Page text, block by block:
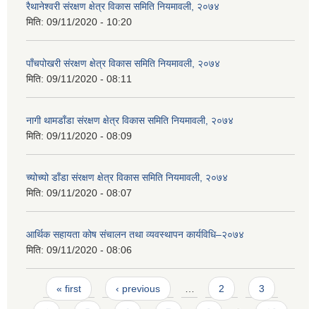
रैथानेश्वरी संरक्षण क्षेत्र विकास समिति नियमावली, २०७४
मिति: 09/11/2020 - 10:20
पाँचपोखरी संरक्षण क्षेत्र विकास समिति नियमावली, २०७४
मिति: 09/11/2020 - 08:11
नागी थामडाँडा संरक्षण क्षेत्र विकास समिति नियमावली, २०७४
मिति: 09/11/2020 - 08:09
च्योच्यो डाँडा संरक्षण क्षेत्र विकास समिति नियमावली, २०७४
मिति: 09/11/2020 - 08:07
आर्थिक सहायता कोष संचालन तथा व्यवस्थापन कार्यविधि–२०७४
मिति: 09/11/2020 - 08:06
Pages
« first ‹ previous 2 3